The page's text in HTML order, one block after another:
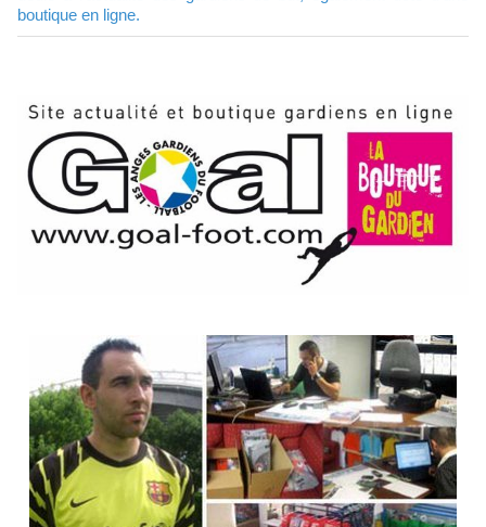
boutique en ligne.